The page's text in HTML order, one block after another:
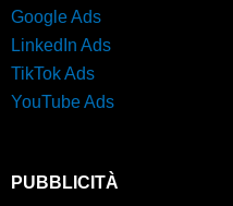
Google Ads
LinkedIn Ads
TikTok Ads
YouTube Ads
PUBBLICITÀ